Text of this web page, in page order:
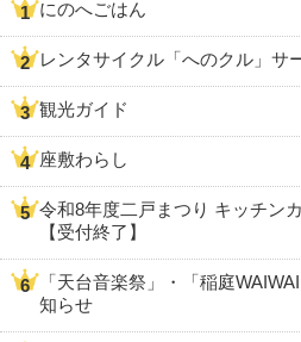
にのへごはん
レンタサイクル「へのクル」サ
観光ガイド
座敷わらし
令和8年度二戸まつり キッチン
【受付終了】
「天台音楽祭」・「稲庭
知らせ